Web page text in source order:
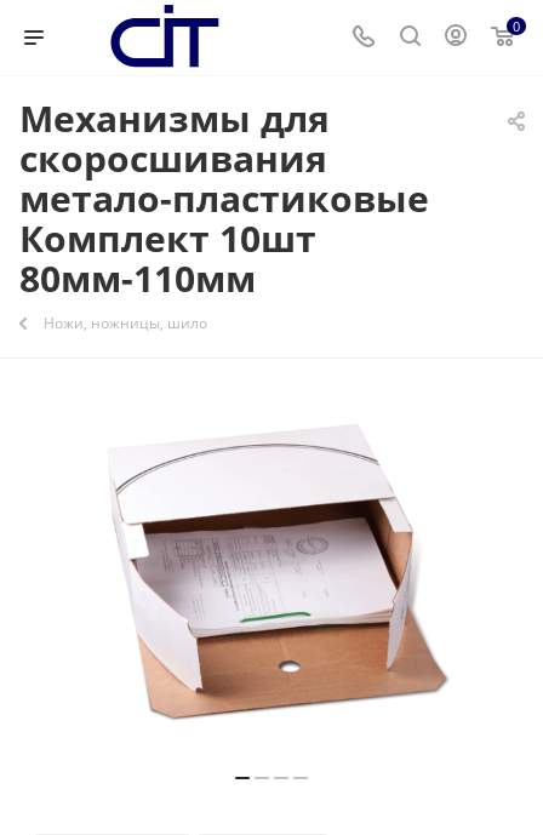
0
Механизмы для
скоросшивания
метало-пластиковые
Комплект 10шт
80мм-110мм
Ножи, ножницы, шило